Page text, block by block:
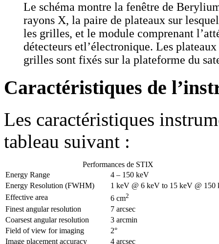
Le schéma montre la fenêtre de
rayons X, la paire de plateaux sur
les grilles, et le module comprenant
détecteurs etl’électronique. Les
grilles sont fixés sur la plateforme du
Caractéristiques de
Les caractéristiques
tableau suivant :
Performances de STIX
Energy Range
4 – 150 keV
Energy Resolution (FWHM)
1 keV @ 6 keV to 15 keV @ 150
Effective area
6 cm2
Finest angular resolution
7 arcsec
Coarsest angular resolution
3 arcmin
Field of view for imaging
2°
Image placement accuracy
4 arcsec